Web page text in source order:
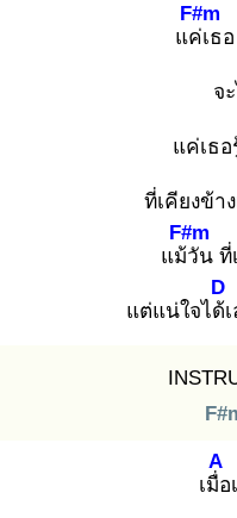
แค่เ
F#m
ธ
จ
แค่เธอ
ที่เคียงข้า
แม้วั
F#m
น ที่
แต่แน่ใจได้เ
D
เมื่อ
A